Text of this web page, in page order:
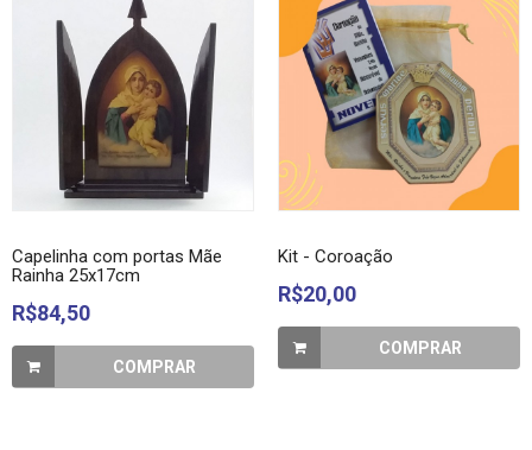
Capelinha com portas Mãe
Rainha 25x17cm
R$84,50
COMPRAR
Kit - Coroação
R$20,00
COMPRAR